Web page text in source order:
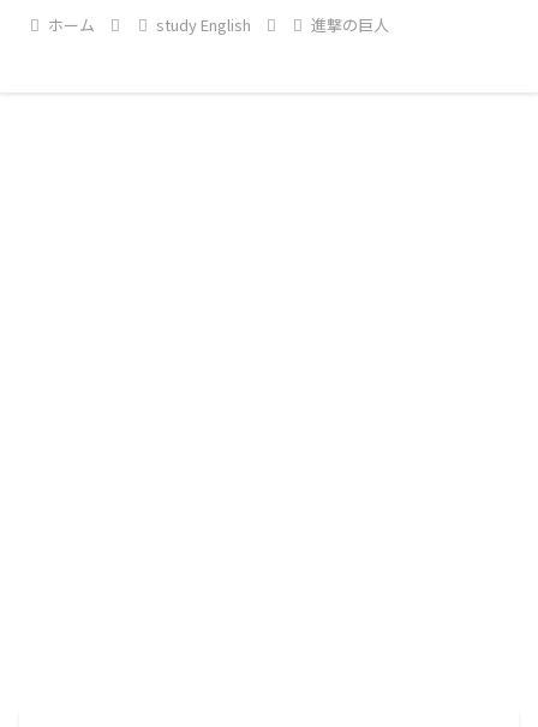
ホーム study English 進撃の巨人